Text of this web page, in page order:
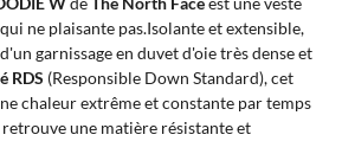
qui ne plaisante pas.Isolante et extensible,
garnissage en duvet d'oie très dense et
RDS (Responsible Down Standard), cet
chaleur extrême et constante par temps
une matière résistante et